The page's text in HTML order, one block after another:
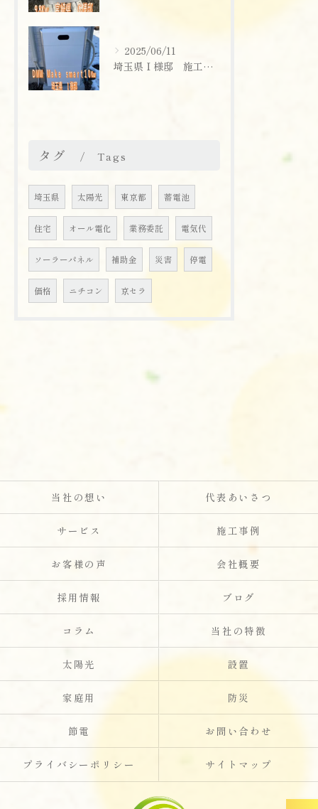
2025/06/11
埼玉県Ｉ様邸 施工実績
タグ Tags
埼玉県 太陽光 東京都 蓄電池
住宅 オール電化 業務委託 電気代
ソーラーパネル 補助金 災害 停電
価格 ニチコン 京セラ
当社の想い 代表あいさつ
サービス 施工事例
お客様の声 会社概要
採用情報 ブログ
コラム 当社の特徴
太陽光 設置
家庭用 防災
節電 お問い合わせ
プライバシーポリシー サイトマップ
お問い合わせはこちら